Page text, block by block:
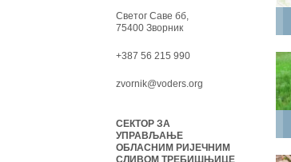
Светог Саве бб,
75400 Зворник
+387 56 215 990
zvornik@voders.org
СЕКТОР ЗА
УПРАВЉАЊЕ
ОБЛАСНИМ РИЈЕЧНИМ
СЛИВОМ ТРЕБИШЊИЦЕ